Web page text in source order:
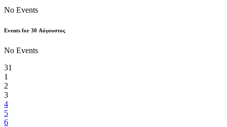
No Events
Events for 30 Αύγουστος
No Events
31
1
2
3
4
5
6